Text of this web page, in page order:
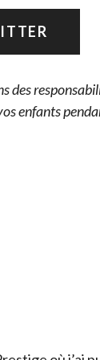
des
enfants